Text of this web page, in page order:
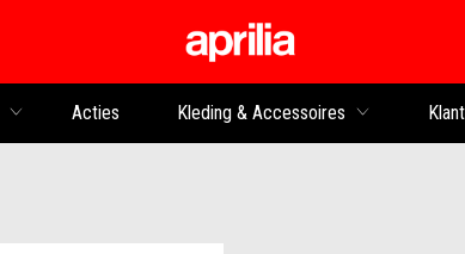
Acties Kleding & Accessoires